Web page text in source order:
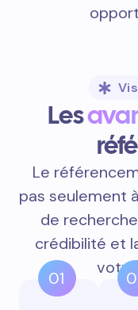
Les
Le
pas seulement
de
crédibilité et
01